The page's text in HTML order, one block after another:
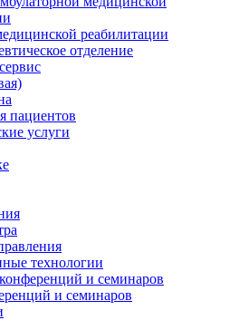
реабилитации
отделение
пациентов
услуги
технологии
и семинаров
и семинаров